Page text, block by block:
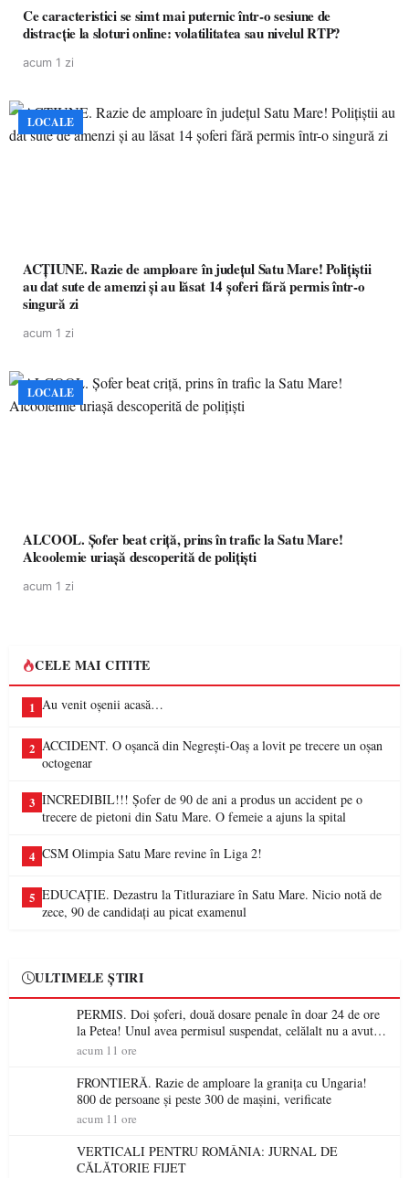
Ce caracteristici se simt mai puternic într-o sesiune de
distracție la sloturi online: volatilitatea sau nivelul RTP?
acum 1 zi
LOCALE
ACȚIUNE. Razie de amploare în județul Satu Mare! Polițiștii
au dat sute de amenzi și au lăsat 14 șoferi fără permis într-o
singură zi
acum 1 zi
LOCALE
ALCOOL. Șofer beat criță, prins în trafic la Satu Mare!
Alcoolemie uriașă descoperită de polițiști
acum 1 zi
CELE MAI CITITE
1 Au venit oșenii acasă…
2 ACCIDENT. O oșancă din Negrești-Oaș a lovit pe trecere un oșan
octogenar
3 INCREDIBIL!!! Șofer de 90 de ani a produs un accident pe o
trecere de pietoni din Satu Mare. O femeie a ajuns la spital
4 CSM Olimpia Satu Mare revine în Liga 2!
5 EDUCAȚIE. Dezastru la Titluraziare în Satu Mare. Nicio notă de
zece, 90 de candidați au picat examenul
ULTIMELE ȘTIRI
PERMIS. Doi șoferi, două dosare penale în doar 24 de ore
la Petea! Unul avea permisul suspendat, celălalt nu a avut
niciodată permis
acum 11 ore
FRONTIERĂ. Razie de amploare la granița cu Ungaria!
800 de persoane și peste 300 de mașini, verificate
acum 11 ore
VERTICALI PENTRU ROMÂNIA: JURNAL DE
CĂLĂTORIE FIJET